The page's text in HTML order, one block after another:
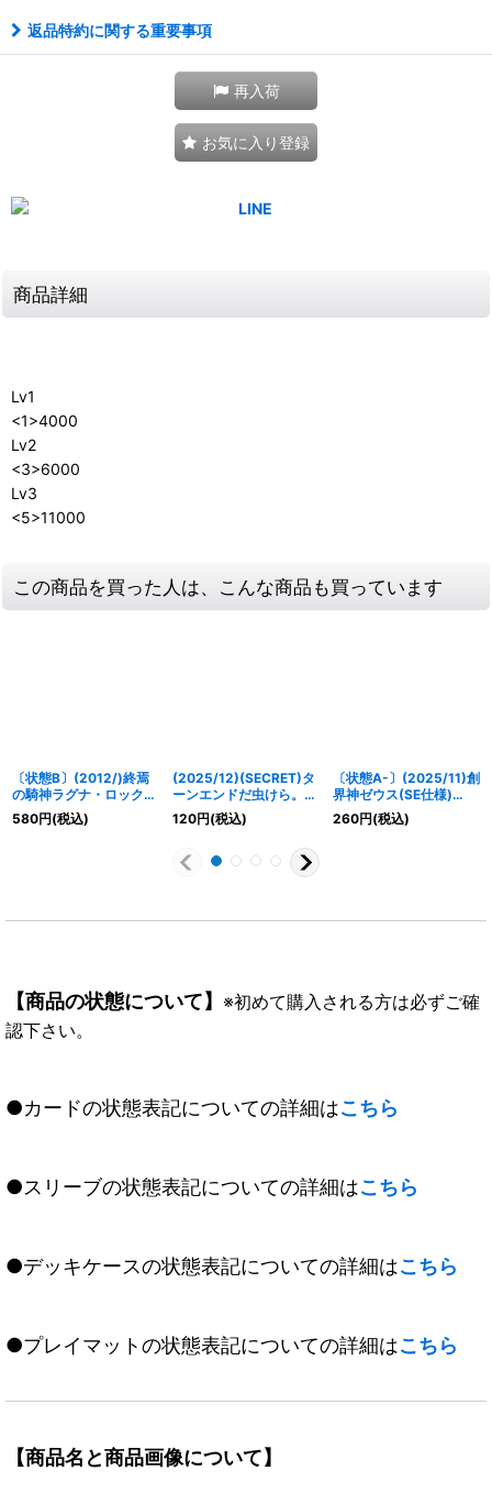
返品特約に関する重要事項
再入荷
お気に入り登録
商品詳細
Lv1
<1>4000
Lv2
<3>6000
Lv3
<5>11000
この商品を買った人は、こんな商品も買っています
〔状態B〕(2012/)終焉
の騎神ラグナ・ロック
(BSC10収録)【X】
{BS09-X37}《多》
580円(税込)
(2025/12)(SECRET)タ
ーンエンドだ虫けら。タ
ーンエンドしろLT【C-
SEC】{BSC48-056}
120円(税込)
〔状態A-〕(2025/11)創
界神ゼウス(SE仕様)
【-】{BS46-X09}
《赤》
260円(税込)
【商品の状態について】 ※初めて購入される方は必ずご確
認下さい。
●カードの状態表記についての詳細はこちら
●スリーブの状態表記についての詳細はこちら
●デッキケースの状態表記についての詳細はこちら
●プレイマットの状態表記についての詳細はこちら
【商品名と商品画像について】